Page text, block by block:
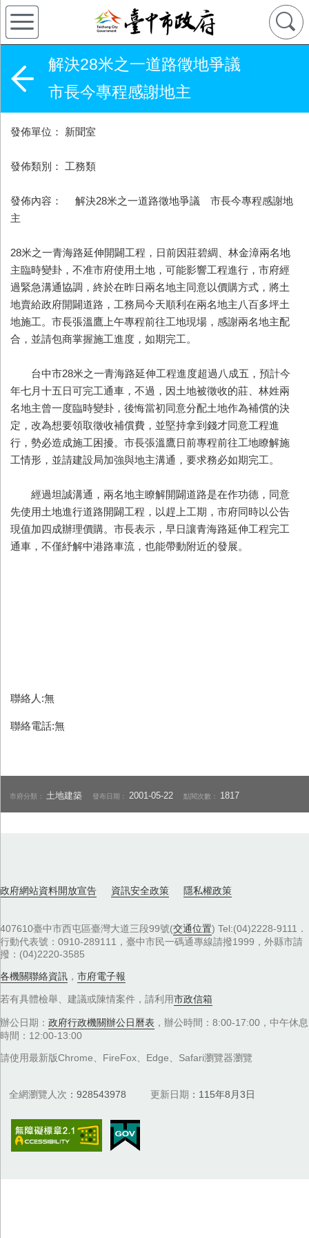
解決28米之一道路徵地爭議
市長今專程感謝地主
發佈單位： 新聞室
發佈類別： 工務類
發佈內容： 解決28米之一道路徵地爭議 市長今專程感謝地
主
28米之一青海路延伸開闢工程，日前因莊碧綢、林金漳兩名地
主臨時變卦，不准市府使用土地，可能影響工程進行，市府經
過緊急溝通協調，終於在昨日兩名地主同意以價購方式，將土
地賣給政府開闢道路，工務局今天順利在兩名地主八百多坪土
地施工。市長張溫鷹上午專程前往工地現場，感謝兩名地主配
合，並請包商掌握施工進度，如期完工。
台中市28米之一青海路延伸工程進度超過八成五，預計今
年七月十五日可完工通車，不過，因土地被徵收的莊、林姓兩
名地主曾一度臨時變卦，後悔當初同意分配土地作為補償的決
定，改為想要領取徵收補償費，並堅持拿到錢才同意工程進
行，勢必造成施工困擾。市長張溫鷹日前專程前往工地瞭解施
工情形，並請建設局加強與地主溝通，要求務必如期完工。
經過坦誠溝通，兩名地主瞭解開闢道路是在作功德，同意
先使用土地進行道路開闢工程，以趕上工期，市府同時以公告
現值加四成辦理價購。市長表示，早日讓青海路延伸工程完工
通車，不僅紓解中港路車流，也能帶動附近的發展。
聯絡人:無
聯絡電話:無
市府分類： 土地建築 發布日期： 2001-05-22 點閱次數： 1817
政府網站資料開放宣告 資訊安全政策 隱私權政策
407610臺中市西屯區臺灣大道三段99號(交通位置) Tel:(04)2228-9111．
行動代表號：0910-289111，臺中市民一碼通專線請撥1999，外縣市請
撥：(04)2220-3585
各機關聯絡資訊 ， 市府電子報
若有具體檢舉、建議或陳情案件，請利用市政信箱
辦公日期： 政府行政機關辦公日曆表 ，辦公時間：8:00-17:00，中午休息
時間：12:00-13:00
請使用最新版Chrome、FireFox、Edge、Safari瀏覽器瀏覽
全網瀏覽人次 928543978 更新日期 115年8月3日